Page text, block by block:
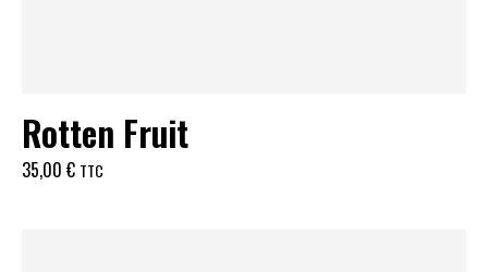
Rotten Fruit
35,00 € TTC